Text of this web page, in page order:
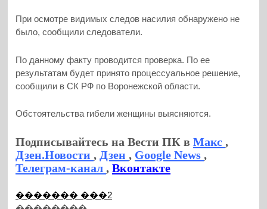
При осмотре видимых следов насилия обнаружено не
было, сообщили следователи.
По данному факту проводится проверка. По ее
результатам будет принято процессуальное решение,
сообщили в СК РФ по Воронежской области.
Обстоятельства гибели женщины выясняются.
Подписывайтесь на Вести ПК вМакс,
Дзен.Новости, Дзен, Google News,
Телеграм-канал,Вконтакте
������� ���2